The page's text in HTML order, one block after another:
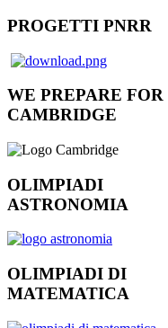
PROGETTI PNRR
WE PREPARE FOR
CAMBRIDGE
OLIMPIADI
ASTRONOMIA
OLIMPIADI DI
MATEMATICA